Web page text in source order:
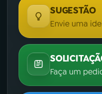
SUGESTÃO
Envie uma
Faça um